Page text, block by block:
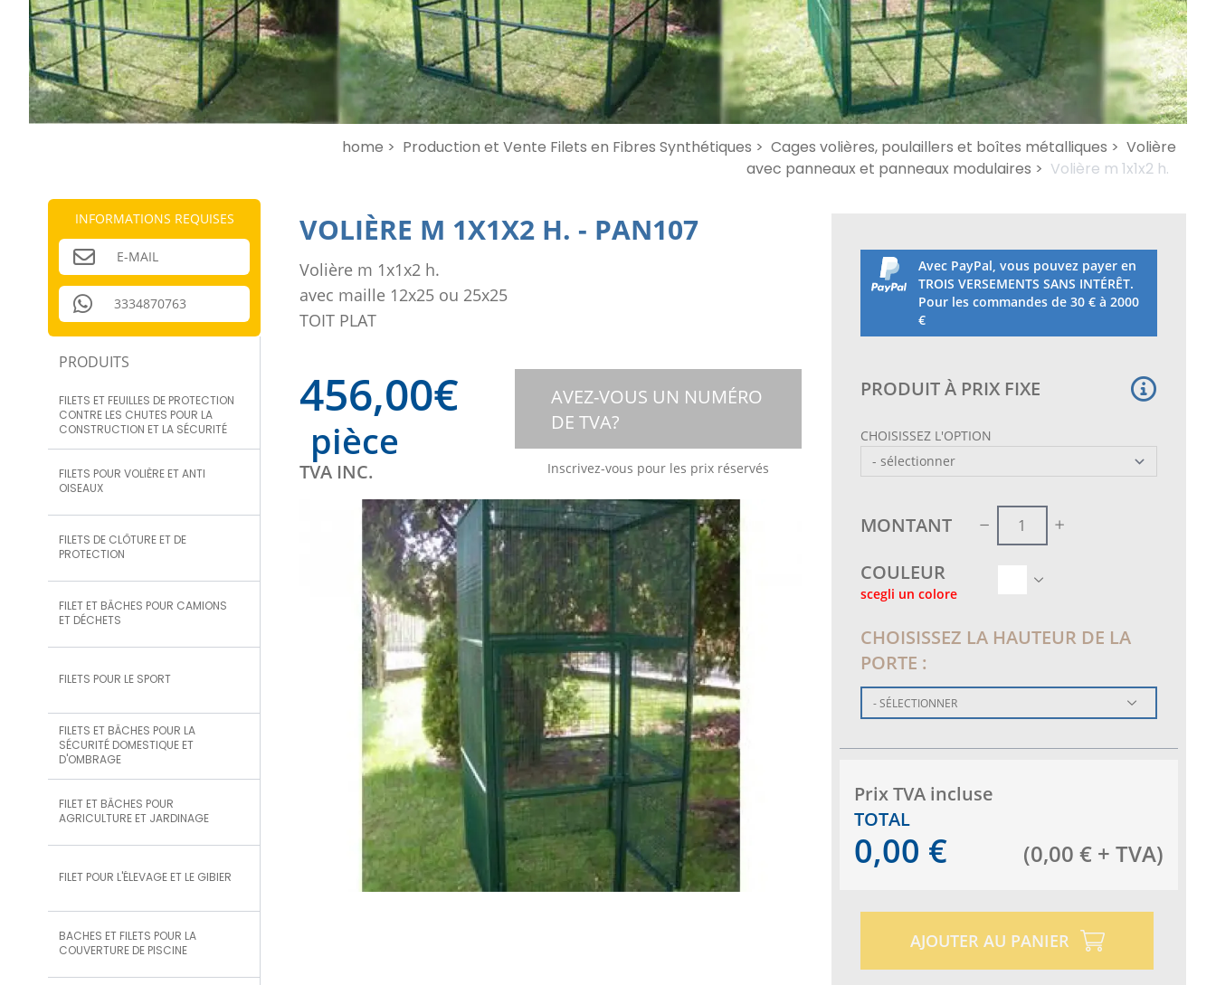
INFORMATIONS REQUISES
E-MAIL
3334870763
PRODUITS
FILETS ET FEUILLES DE PROTECTION
CONTRE LES CHUTES POUR LA
CONSTRUCTION ET LA SÉCURITÉ
FILETS POUR VOLIÈRE ET ANTI
OISEAUX
FILETS DE CLÔTURE ET DE
PROTECTION
FILET ET BÂCHES POUR CAMIONS
ET DÉCHETS
FILETS POUR LE SPORT
FILETS ET BÂCHES POUR LA
SÉCURITÉ DOMESTIQUE ET
D'OMBRAGE
FILET ET BÂCHES POUR
AGRICULTURE ET JARDINAGE
FILET POUR L'ÉLEVAGE ET LE GIBIER
BACHES ET FILETS POUR LA
COUVERTURE DE PISCINE
home > Production et Vente Filets en Fibres Synthétiques > Cages volières, poulaillers et boîtes métalliques > Volière
avec panneaux et panneaux modulaires > Volière m 1x1x2 h.
VOLIÈRE M 1X1X2 H. - PAN107
Volière m 1x1x2 h.
avec maille 12x25 ou 25x25
TOIT PLAT
456,00€
pièce
TVA INC.
AVEZ-VOUS UN NUMÉRO
DE TVA?
Inscrivez-vous pour les prix réservés
Avec PayPal, vous pouvez payer en
TROIS VERSEMENTS SANS INTÉRÊT.
Pour les commandes de 30 € à 2000
€
PRODUIT À PRIX FIXE
CHOISISSEZ L'OPTION
MONTANT
COULEUR
scegli un colore
CHOISISSEZ LA HAUTEUR DE LA
PORTE :
- SÉLECTIONNER
Prix ​​TVA incluse
TOTAL
0,00 € (0,00 € + TVA)
AJOUTER AU PANIER